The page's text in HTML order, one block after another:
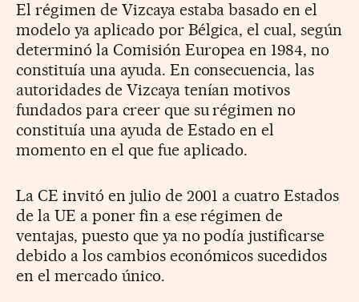
El régimen de Vizcaya estaba basado en el
modelo ya aplicado por Bélgica, el cual, según
determinó la Comisión Europea en 1984, no
constituía una ayuda. En consecuencia, las
autoridades de Vizcaya tenían motivos
fundados para creer que su régimen no
constituía una ayuda de Estado en el
momento en el que fue aplicado.
La CE invitó en julio de 2001 a cuatro Estados
de la UE a poner fin a ese régimen de
ventajas, puesto que ya no podía justificarse
debido a los cambios económicos sucedidos
en el mercado único.